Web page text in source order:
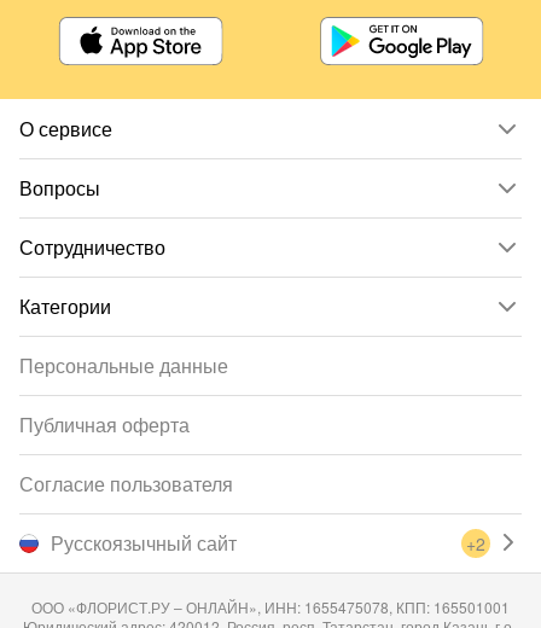
О сервисе
Вопросы
Сотрудничество
Категории
Русскоязычный сайт +2
Персональные данные
Публичная оферта
Согласие пользователя
ООО «ФЛОРИСТ.РУ – ОНЛАЙН», ИНН: 1655475078, КПП: 165501001